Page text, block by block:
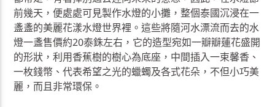
前幾天，便處處可見製作水燈的小攤，整個泰國沉浸在一
盞盞的美麗花漾水燈世界裡。這些將隨河水漂流而去的水
燈一盞售價約20泰銖左右，它的造型宛如一瓣瓣蓮花盛開
的形狀，利用香蕉樹的樹心為底座，中間插入一束馨香、
一枚錢幣、代表希望之光的蠟蠋及各式花朵，不但小巧美
麗，而且非常環保。